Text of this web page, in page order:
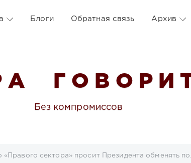
Блоги Обратная связь Архив
А Г О В О Р И
Без компромиссов
«Правого сектора» просит Президента обменять